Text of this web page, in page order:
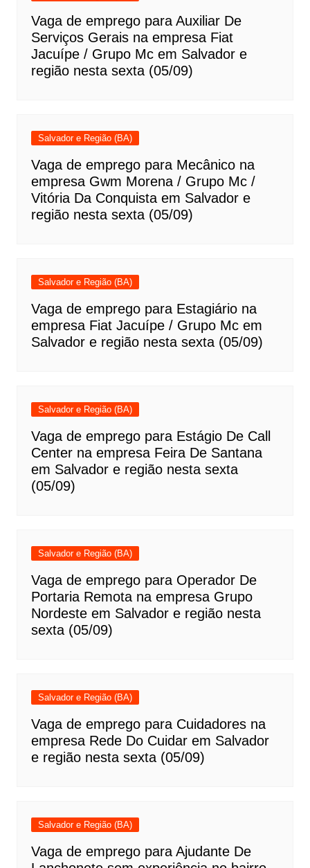
Vaga de emprego para Auxiliar De
Serviços Gerais na empresa Fiat
Jacuípe / Grupo Mc em Salvador e
região nesta sexta (05/09)
Salvador e Região (BA)
Vaga de emprego para Mecânico na
empresa Gwm Morena / Grupo Mc /
Vitória Da Conquista em Salvador e
região nesta sexta (05/09)
Salvador e Região (BA)
Vaga de emprego para Estagiário na
empresa Fiat Jacuípe / Grupo Mc em
Salvador e região nesta sexta (05/09)
Salvador e Região (BA)
Vaga de emprego para Estágio De Call
Center na empresa Feira De Santana
em Salvador e região nesta sexta
(05/09)
Salvador e Região (BA)
Vaga de emprego para Operador De
Portaria Remota na empresa Grupo
Nordeste em Salvador e região nesta
sexta (05/09)
Salvador e Região (BA)
Vaga de emprego para Cuidadores na
empresa Rede Do Cuidar em Salvador
e região nesta sexta (05/09)
Salvador e Região (BA)
Vaga de emprego para Ajudante De